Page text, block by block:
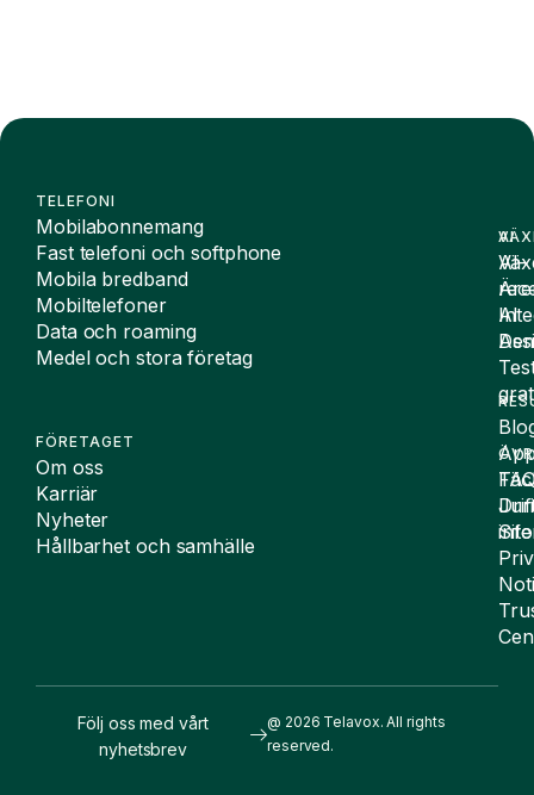
TELEFONI
Mobilabonnemang
Fast telefoni och softphone
Mobila bredband
Mobiltelefoner
Data och roaming
Medel och stora företag
FÖRETAGET
Om oss
Karriär
Nyheter
Hållbarhet och samhälle
AI
AI-
AI
@ 2026 Telavox. All rights
reserved.
Följ oss med vårt
nyhetsbrev